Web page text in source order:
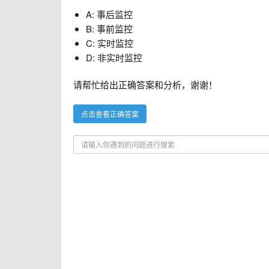
A: 事后监控
B: 事前监控
C: 实时监控
D: 非实时监控
请帮忙给出正确答案和分析，谢谢！
点击查看正确答案